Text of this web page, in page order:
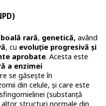
boală rară, genetică,având
, cu evoluție progresivă și
aprobate. Acesta este
a enzimei
se găsește în
din celule, și care este
(substanță
structuri normale din